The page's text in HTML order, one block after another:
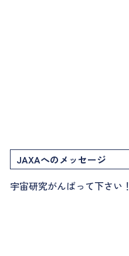
JAXAへのメッセージ
宇宙研究がんばって下さい！